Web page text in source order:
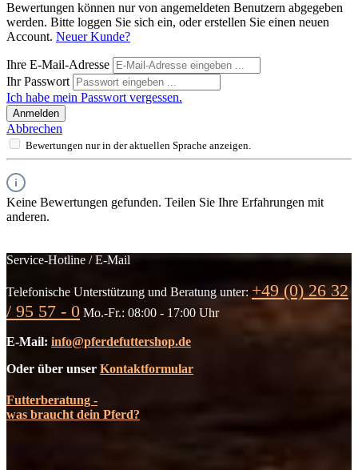
Bewertungen können nur von angemeldeten Benutzern abgegeben
werden. Bitte loggen Sie sich ein, oder erstellen Sie einen neuen
Account. Neuer Kunde?
Ihre E-Mail-Adresse
Ihr Passwort
Ich habe mein Passwort vergessen.
Anmelden
Abbrechen
Bewertungen nur in der aktuellen Sprache anzeigen.
Keine Bewertungen gefunden. Teilen Sie Ihre Erfahrungen mit
anderen.
Service-Hotline / E-Mail
Telefonische Unterstützung und Beratung unter: +49 (0) 26 32
/ 95 57 - 0 Mo.-Fr.: 08:00 - 17:00 Uhr
E-Mail: info@pferdefuttershop.de
Oder über unser Kontaktformular
Futterberatung -
was braucht dein Pferd?